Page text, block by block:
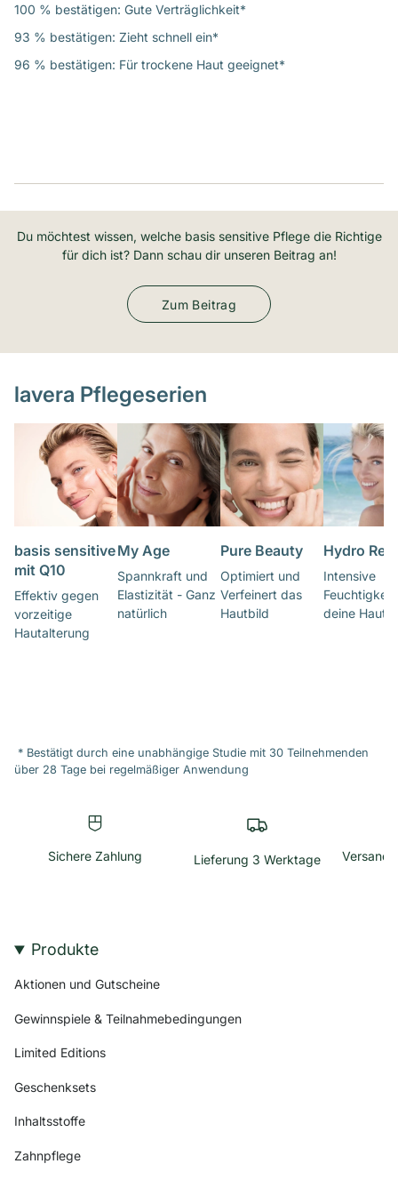
100 % bestätigen: Gute Verträglichkeit*
93 % bestätigen: Zieht schnell ein*
96 % bestätigen: Für trockene Haut geeignet*
Du möchtest wissen, welche basis sensitive Pflege die Richtige
für dich ist? Dann schau dir unseren Beitrag an!
Zum Beitrag
lavera Pflegeserien
basis sensitive
mit Q10
Effektiv gegen
vorzeitige
Hautalterung
My Age
Spannkraft und
Elastizität - Ganz
natürlich
Pure Beauty
Optimiert und
Verfeinert das
Hautbild
Hydro
Intensive
Feuchtigkeit
deine Haut
* Bestätigt durch eine unabhängige Studie mit 30 Teilnehmenden
über 28 Tage bei regelmäßiger Anwendung
Sichere Zahlung Lieferung 3 Werktage
Produkte
Aktionen und Gutscheine
Gewinnspiele & Teilnahmebedingungen
Limited Editions
Geschenksets
Inhaltsstoffe
Zahnpflege